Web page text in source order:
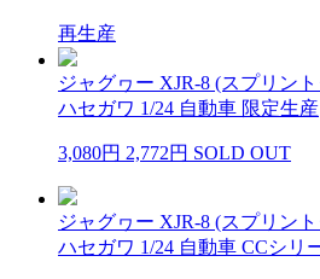
再生産
ジャグヮー XJR-8 (スプリン
ハセガワ 1/24 自動車 限定生産
3,080円 2,772円 SOLD OUT
ジャグヮー XJR-8 (スプリント
ハセガワ 1/24 自動車 CCシリ